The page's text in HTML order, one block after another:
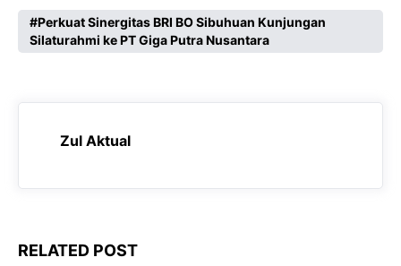
c
e
o
a
t
A
p
l
e
r
a
s
s
n
r
Perkuat Sinergitas BRI BO Sibuhuan Kunjungan
Silaturahmi ke PT Giga Putra Nusantara
Zul Aktual
RELATED POST